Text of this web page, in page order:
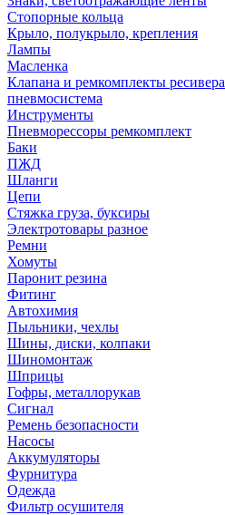
Стопорные кольца
Крыло, полукрыло, крепления
Лампы
Масленка
Клапана и ремкомплекты ресивера
пневмосистема
Инструменты
Пневморессоры ремкомплект
Баки
ПЖД
Шланги
Цепи
Стяжка груза, буксиры
Электротовары разное
Ремни
Хомуты
Паронит резина
Фитинг
Автохимия
Пыльники, чехлы
Шины, диски, колпаки
Шиномонтаж
Шприцы
Гофры, металлорукав
Сигнал
Ремень безопасности
Насосы
Аккумуляторы
Фурнитура
Одежда
Фильтр осушителя